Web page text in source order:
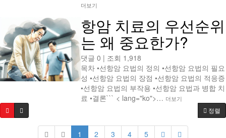
더보기
항암 치료의 우선순위
는 왜 중요한가?
댓글 0 | 조회 1,918
목차 •선항암 요법의 정의 •선항암 요법의 필요
성 •선항암 요법의 장점 •선항암 요법의 적응증
•선항암 요법의 부작용 •선항암 요법과 병합 치
료 •결론``` < lang="ko">… 더보기
정렬
1 2 3 4 5